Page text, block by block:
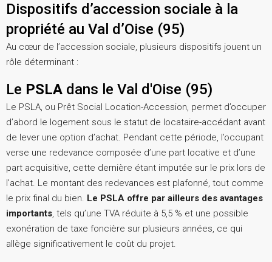
Dispositifs d’accession sociale à la
propriété au Val d’Oise (95)
Au cœur de l’accession sociale, plusieurs dispositifs jouent un
rôle déterminant :
Le PSLA dans le Val d'Oise (95)
Le PSLA, ou Prêt Social Location-Accession, permet d’occuper
d’abord le logement sous le statut de locataire-accédant avant
de lever une option d’achat. Pendant cette période, l’occupant
verse une redevance composée d’une part locative et d’une
part acquisitive, cette dernière étant imputée sur le prix lors de
l’achat. Le montant des redevances est plafonné, tout comme
le prix final du bien. Le PSLA offre par ailleurs des avantages
importants, tels qu’une TVA réduite à 5,5 % et une possible
exonération de taxe foncière sur plusieurs années, ce qui
allège significativement le coût du projet.